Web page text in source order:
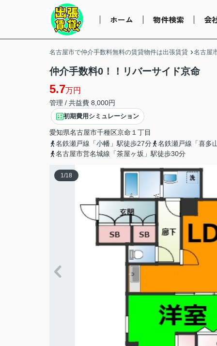
ホーム 物件検索 会
名古屋市で仲介手数料無料の賃貸物件は出張賃貸 名古屋
仲介手数料0！！リバーサイド京命
5.7万円
管理 / 共益費 8,000円
初期費用シミュレーション
愛知県名古屋市千種区京命 １丁目
名鉄瀬戸線「小幡」駅徒歩27分
名鉄瀬戸線「喜多
名古屋市営名城線「茶屋ヶ坂」駅徒歩30分
1/18